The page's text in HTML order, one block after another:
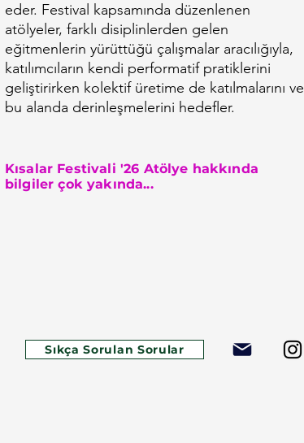
eder. Festival kapsamında düzenlenen
atölyeler, farklı disiplinlerden gelen
eğitmenlerin yürüttüğü çalışmalar aracılığıyla,
katılımcıların kendi performatif pratiklerini
geliştirirken kolektif üretime de katılmalarını ve
bu alanda derinleşmelerini hedefler.
Kısalar Festivali '26 Atölye hakkında
bilgiler çok yakında...
Sıkça Sorulan Sorular